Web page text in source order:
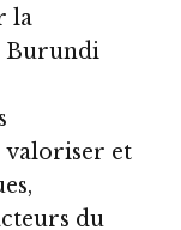
la
Burundi
et
du